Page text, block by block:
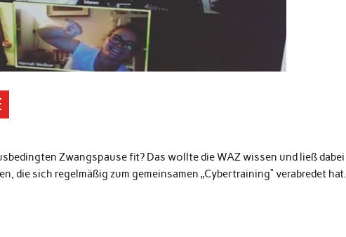
Zwangspause fit? Das wollte die WAZ wissen und ließ dabei
die sich regelmäßig zum gemeinsamen „Cybertraining“ verabredet hat.